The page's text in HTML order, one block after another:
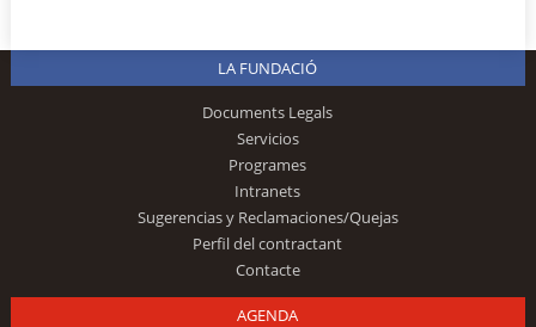
LA FUNDACIÓ
Documents Legals
Servicios
Programes
Intranets
Sugerencias y Reclamaciones/Quejas
Perfil del contractant
Contacte
AGENDA